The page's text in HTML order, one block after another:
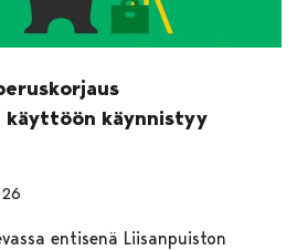
käyttöön käynnistyy
entisenä Liisanpuiston